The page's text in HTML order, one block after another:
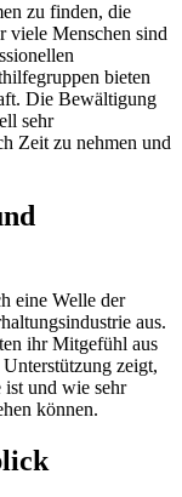
zu finden, die
viele Menschen sind
bieten
Die Bewältigung
sehr
Zeit zu nehmen und
eine Welle der
aus.
ihr Mitgefühl aus
zeigt,
und wie sehr
können.